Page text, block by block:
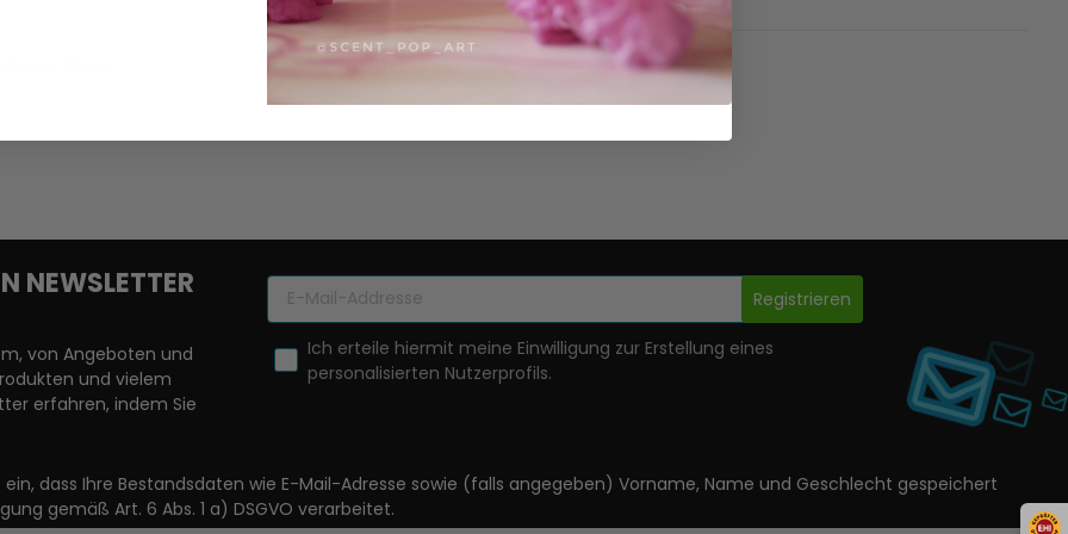
NEWSLETTER
von Angeboten und
und vielem
erfahren, indem Sie
Registrieren
Ich erteile hiermit meine Einwilligung zur Erstellung eines
personalisierten Nutzerprofils.
dass Ihre Bestandsdaten wie E-Mail-Adresse sowie (falls angegeben) Vorname, Name und Geschlecht gespeichert
gemäß Art. 6 Abs. 1 a) DSGVO verarbeitet.